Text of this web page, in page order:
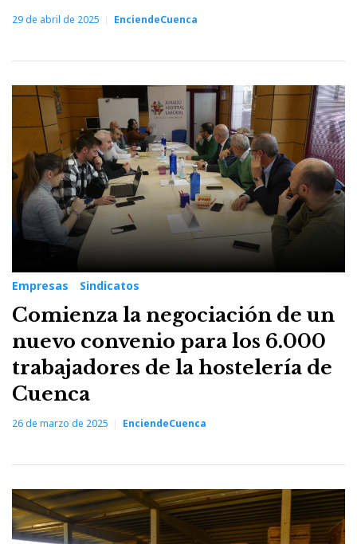
29 de abril de 2025 EnciendeCuenca
Empresas Sindicatos
Comienza la negociación de un
nuevo convenio para los 6.000
trabajadores de la hostelería de
Cuenca
26 de marzo de 2025 EnciendeCuenca